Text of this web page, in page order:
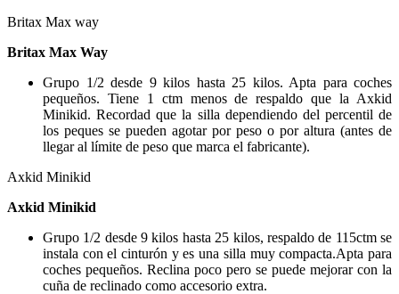
Britax Max way
Britax Max Way
Grupo 1/2 desde 9 kilos hasta 25 kilos. Apta para coches
pequeños. Tiene 1 ctm menos de respaldo que la Axkid
Minikid. Recordad que la silla dependiendo del percentil de
los peques se pueden agotar por peso o por altura (antes de
llegar al límite de peso que marca el fabricante).
Axkid Minikid
Axkid Minikid
Grupo 1/2 desde 9 kilos hasta 25 kilos, respaldo de 115ctm se
instala con el cinturón y es una silla muy compacta.Apta para
coches pequeños. Reclina poco pero se puede mejorar con la
cuña de reclinado como accesorio extra.